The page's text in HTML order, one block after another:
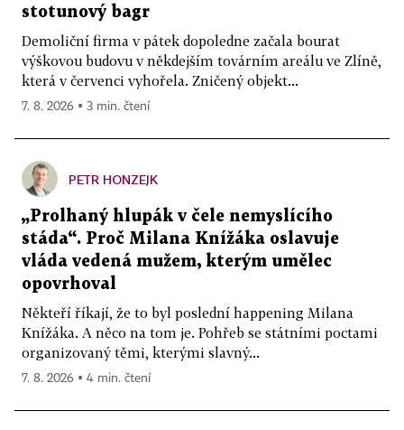
stotunový bagr
Demoliční firma v pátek dopoledne začala bourat
výškovou budovu v někdejším továrním areálu ve Zlíně,
která v červenci vyhořela. Zničený objekt...
7. 8. 2026 ▪ 3 min. čtení
PETR HONZEJK
„Prolhaný hlupák v čele nemyslícího
stáda“. Proč Milana Knížáka oslavuje
vláda vedená mužem, kterým umělec
opovrhoval
Někteří říkají, že to byl poslední happening Milana
Knížáka. A něco na tom je. Pohřeb se státními poctami
organizovaný těmi, kterými slavný...
7. 8. 2026 ▪ 4 min. čtení